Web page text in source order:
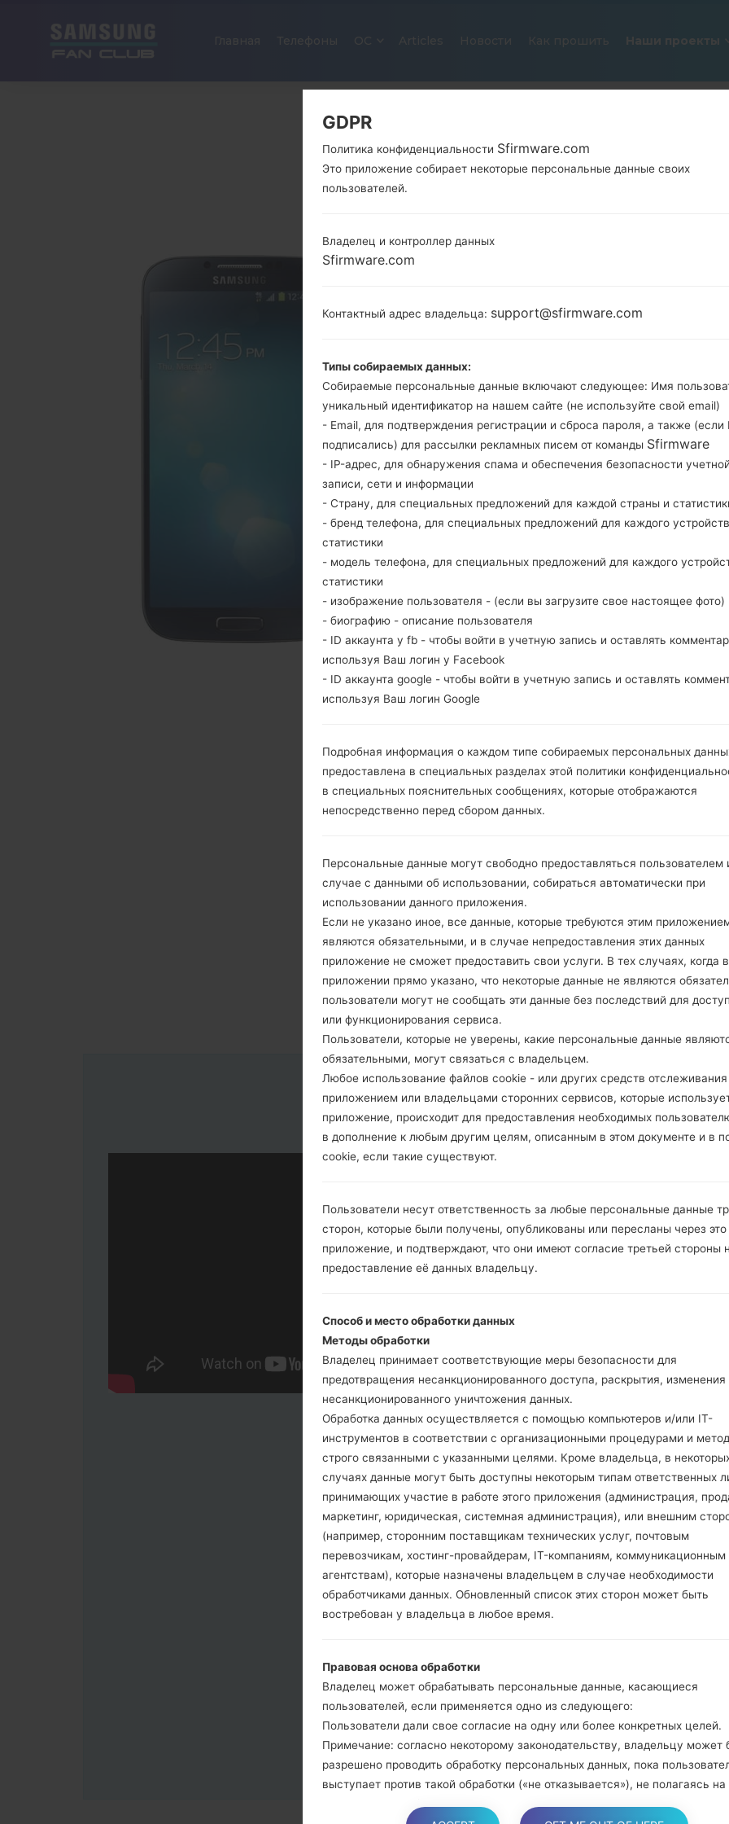
Новости Как прошить Наши проекты
ОФИЦИАЛЬНАЯ ПРОШИВКА
Главная → Galaxy S4 →SamsungSGH-M919V
Загрузите последнее обновление прошивки
проверить, соответствует ли номер модели
Код прошивки VTR для CANADA. Продукт
версия CSC M919VYVLGOH1, MODEM
системы данной прошивки Android Lollipop
стоковую прошивку на устройства Samsung
НАЗВАНИЕ ФАЙЛА
SGH-M919V_1_20150907201840
СИСТЕМА
Android Lollipop 5.0.1
PDA/AP ВЕРСИЯ
РЕГИОН
1.ПРОВЕРИТЬ НАЛИЧИЕ RECAPTCHA
Инструкции
Если вы хотите
настройкам
Теперь выключите
режим. Все методы
Нажмите и
и Bixbi.
Нажмите и
громкости.
кабель.
Нажмите и
и домой.
Подключите
должна
появится на экране.
Укажите только
В конце нажмите
перезагрузится и
GDPR
Политика конфиденциальности Sfirmware.com
Это приложение собирает некоторые персональные данные своих
пользователей.
Владелец и контроллер данных
Sfirmware.com
Контактный адрес владельца: support@sfirmware.com
Типы собираемых данных:
Собираемые персональные данные включают следующее: Имя
уникальный идентификатор на нашем сайте (не используйте свой email)
- Email, для подтверждения регистрации и сброса пароля, а также (если
подписались) для рассылки рекламных писем от команды Sfirmware
- IP-адрес, для обнаружения спама и обеспечения безопасности учетной
записи, сети и информации
- Страну, для специальных предложений для каждой страны и
- бренд телефона, для специальных предложений для каждого
статистики
- модель телефона, для специальных предложений для каждого
статистики
- изображение пользователя - (если вы загрузите свое настоящее фото)
- биографию - описание пользователя
- ID аккаунта у fb - чтобы войти в учетную запись и оставлять
используя Ваш логин у Facebook
- ID аккаунта google - чтобы войти в учетную запись и оставлять
используя Ваш логин Google
Подробная информация о каждом типе собираемых персональных
предоставлена в специальных разделах этой политики
в специальных пояснительных сообщениях, которые отображаются
непосредственно перед сбором данных.
Персональные данные могут свободно предоставляться пользователем
случае с данными об использовании, собираться автоматически при
использовании данного приложения.
Если не указано иное, все данные, которые требуются этим
являются обязательными, и в случае непредоставления этих данных
приложение не сможет предоставить свои услуги. В тех случаях, когда
приложении прямо указано, что некоторые данные не являются
пользователи могут не сообщать эти данные без последствий для
или функционирования сервиса.
Пользователи, которые не уверены, какие персональные данные
обязательными, могут связаться с владельцем.
Любое использование файлов cookie - или других средств
приложением или владельцами сторонних сервисов, которые
приложение, происходит для предоставления необходимых
в дополнение к любым другим целям, описанным в этом документе и в
cookie, если такие существуют.
Пользователи несут ответственность за любые персональные данные
сторон, которые были получены, опубликованы или пересланы через это
приложение, и подтверждают, что они имеют согласие третьей стороны
предоставление её данных владельцу.
Способ и место обработки данных
Методы обработки
Владелец принимает соответствующие меры безопасности для
предотвращения несанкционированного доступа, раскрытия, изменения
несанкционированного уничтожения данных.
Обработка данных осуществляется с помощью компьютеров и/или IT-
инструментов в соответствии с организационными процедурами и
строго связанными с указанными целями. Кроме владельца, в
случаях данные могут быть доступны некоторым типам ответственных
принимающих участие в работе этого приложения (администрация,
маркетинг, юридическая, системная администрация), или внешним
(например, сторонним поставщикам технических услуг, почтовым
перевозчикам, хостинг-провайдерам, IT-компаниям, коммуникационным
агентствам), которые назначены владельцем в случае необходимости
обработчиками данных. Обновленный список этих сторон может быть
востребован у владельца в любое время.
Правовая основа обработки
Владелец может обрабатывать персональные данные, касающиеся
пользователей, если применяется одно из следующего:
Пользователи дали свое согласие на одну или более конкретных целей.
Примечание: согласно некоторому законодательству, владельцу может
разрешено проводить обработку персональных данных, пока
выступает против такой обработки («не отказывается»), не полагаясь на
согласие или любое другое из следующих правовых оснований. Это,